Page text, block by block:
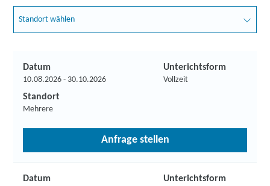
Standort wählen
Datum
10.08.2026 - 30.10.2026
Unterichtsform
Vollzeit
Standort
Mehrere
Anfrage stellen
Datum Unterichtsform